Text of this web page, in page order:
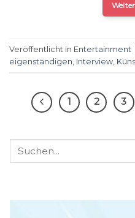
Veröffentlicht in Entertainment
eigenständigen Interview
1 2 3